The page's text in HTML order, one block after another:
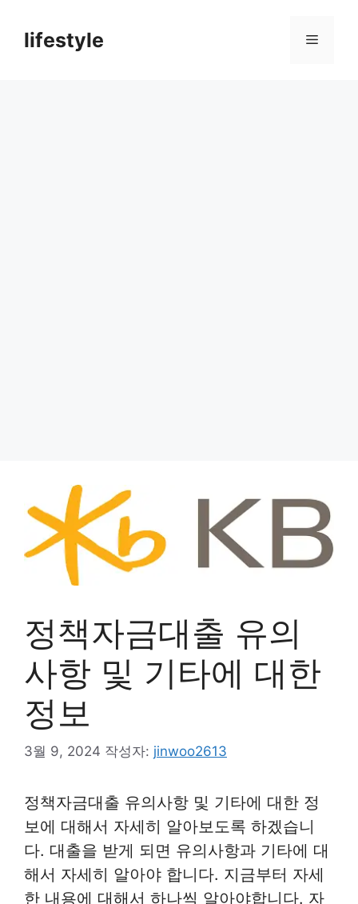
lifestyle 메
정책자금대출 유의
사항 및 기타에 대한
정보
3월 9, 2024 작성자: jinwoo2613
정책자금대출 유의사항 및 기타에 대한 정
보에 대해서 자세히 알아보도록 하겠습니
다. 대출을 받게 되면 유의사항과 기타에 대
해서 자세히 알아야 합니다. 지금부터 자세
한 내용에 대해서 하나씩 알아야합니다. 자